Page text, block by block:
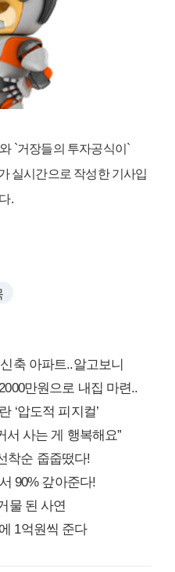
`거장들의 투자공식이`
실시간으로 작성한 기사입
.
축 아파트..알고보니
만원으로 내집 마련..
‘압도적 피지컬’
서 사는 게 행복해요”
착순 줍줍떴다!
90% 갚아준다!
물 된 사연
1억원씩 준다